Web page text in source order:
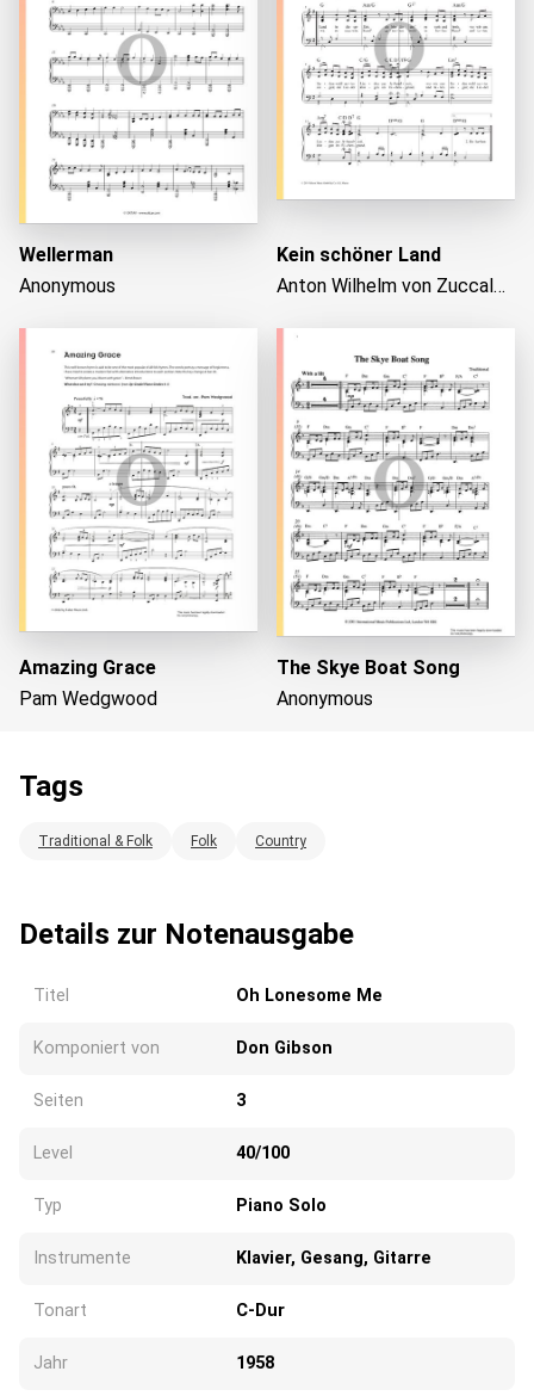
Wellerman
Anonymous
Kein schöner Land
Anton Wilhelm von Zuccalmaglio
Amazing Grace
Pam Wedgwood
The Skye Boat Song
Anonymous
Tags
Traditional & Folk Folk Country
Details zur Notenausgabe
Titel Oh Lonesome Me
Komponiert von Don Gibson
Seiten 3
Level 40/100
Typ Piano Solo
Instrumente Klavier, Gesang, Gitarre
Tonart C-Dur
Jahr 1958